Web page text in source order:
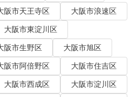
阪市天王寺区
大阪市浪速区
大阪市東淀川区
阪市生野区
大阪市旭区
阪市阿倍野区
大阪市住吉区
大阪市西成区
大阪市淀川区